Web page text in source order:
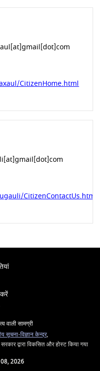
CitizenHome.html
CitizenContactUs.html
वाली सामग्री
सूचना-विज्ञान केन्द्र,
द्वारा विकसित और होस्ट किया गया
2026